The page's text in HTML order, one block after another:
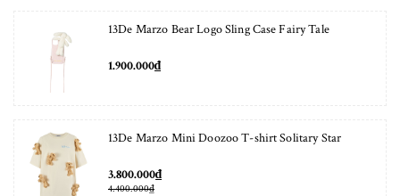
13De Marzo Bear Logo Sling Case Fairy Tale
1.900.000₫
13De Marzo Mini Doozoo T-shirt Solitary Star
3.800.000₫
4.400.000₫